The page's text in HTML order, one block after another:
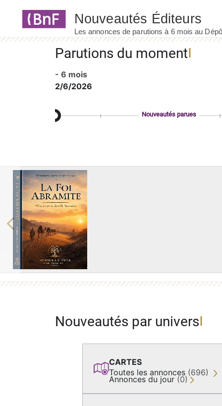
Parutions du moment
- 6 mois
2/6/2026
Nouveautés parues
Previous
Nouveautés par univers
CARTES
Toutes les annonces (696)
Annonces du jour (0)